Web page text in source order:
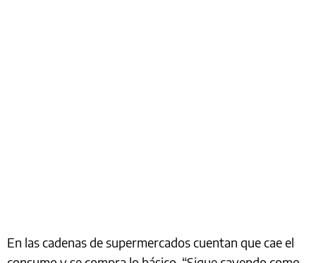
En las cadenas de supermercados cuentan que cae el